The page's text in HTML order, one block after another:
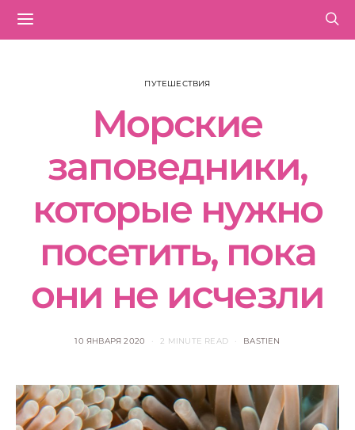
ПУТЕШЕСТВИЯ
Морские
заповедники,
которые нужно
посетить, пока
они не исчезли
10 ЯНВАРЯ 2020 2 MINUTE READ BASTIEN